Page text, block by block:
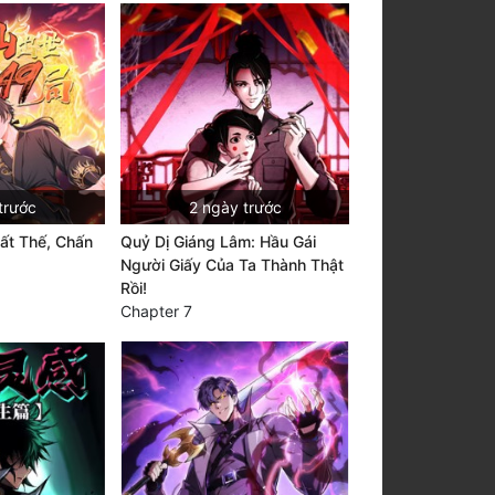
Thế, Chấn
2 ngày trước
Quỷ Dị Giáng Lâm: Hầu Gái
Người Giấy Của Ta Thành Thật
Rồi!
Chapter 7